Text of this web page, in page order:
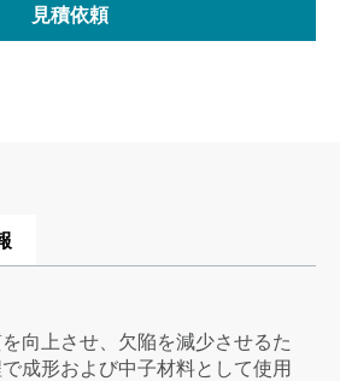
見積依頼
向上させ、欠陥を減少させるた
成形および中子材料として使用